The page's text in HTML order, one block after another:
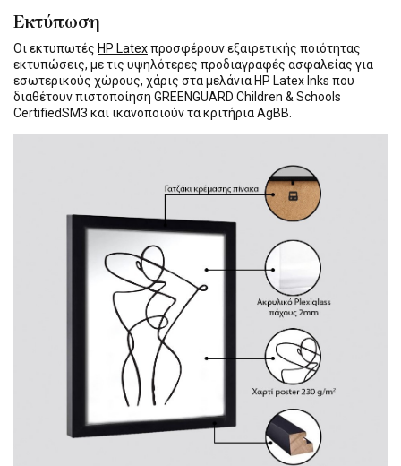
Εκτύπωση
Οι εκτυπωτές HP Latexπροσφέρουν εξαιρετικής ποιότητας
εκτυπώσεις, με τις υψηλότερες προδιαγραφές ασφαλείας για
εσωτερικούς χώρους, χάρις στα μελάνια HP Latex Inks που
διαθέτουν πιστοποίηση GREENGUARD Children & Schools
CertifiedSM3 και ικανοποιούν τα κριτήρια AgBB.